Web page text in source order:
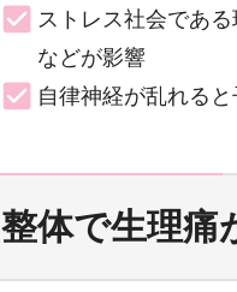
ストレス社会であ
などが影響
自律神経が乱れる
整体で生理痛